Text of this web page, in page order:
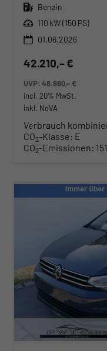
Kraftstoff Benzin
Leistung 110 kW (150 PS)
01.06.2026
42.210,– €
UVP:48.980,– €
incl. 20% MwSt.
inkl. NoVA
Verbrauch
CO2-Klasse: E
CO2-Emissionen: